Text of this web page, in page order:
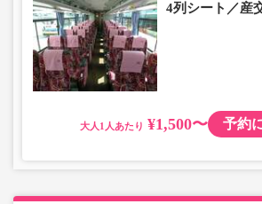
4列シート／産
大人 ¥1,500〜 予約